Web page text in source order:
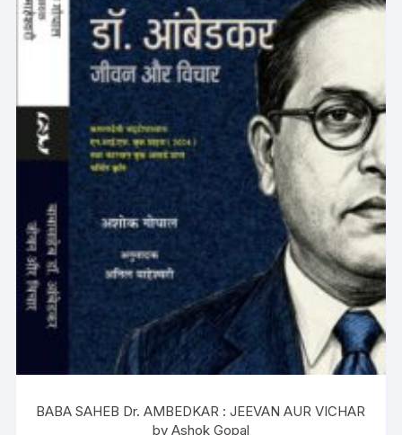
BABA SAHEB Dr. AMBEDKAR : JEEVAN AUR VICHAR
by Ashok Gopal